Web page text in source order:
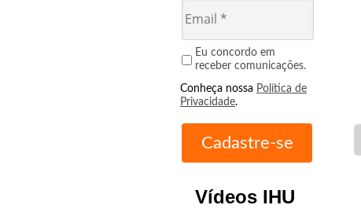
Eu concordo em
receber comunicações.
Conheça nossa Política de
Privacidade.
Vídeos IHU